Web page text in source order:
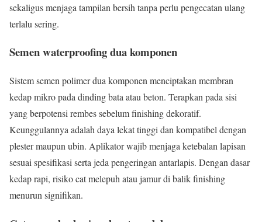
sekaligus menjaga tampilan bersih tanpa perlu pengecatan ulang
terlalu sering.
Semen waterproofing dua komponen
Sistem semen polimer dua komponen menciptakan membran
kedap mikro pada dinding bata atau beton. Terapkan pada sisi
yang berpotensi rembes sebelum finishing dekoratif.
Keunggulannya adalah daya lekat tinggi dan kompatibel dengan
plester maupun ubin. Aplikator wajib menjaga ketebalan lapisan
sesuai spesifikasi serta jeda pengeringan antarlapis. Dengan dasar
kedap rapi, risiko cat melepuh atau jamur di balik finishing
menurun signifikan.